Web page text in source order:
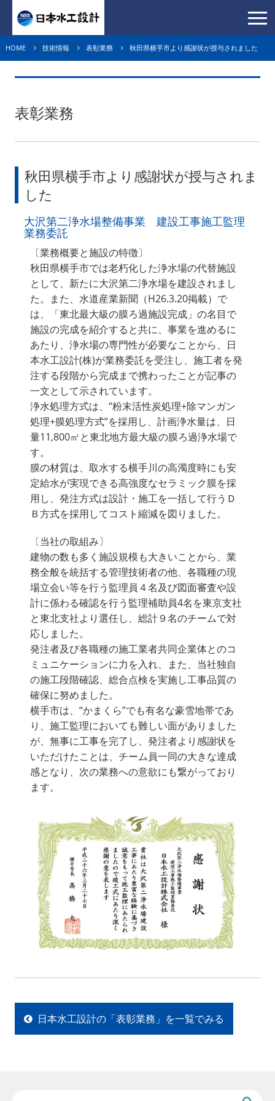
HOME 技術情報 表彰業務 秋田県横手市より感謝状が授与されました
表彰業務
秋田県横手市より感謝状が授与されま
した
大沢第二浄水場整備事業 建設工事施工監理
業務委託
〔業務概要と施設の特徴〕
秋田県横手市では老朽化した浄水場の代替施設
として、新たに大沢第二浄水場を建設されまし
た。また、水道産業新聞（H26.3.20掲載）で
は、「東北最大級の膜ろ過施設完成」の名目で
施設の完成を紹介すると共に、事業を進めるに
あたり、浄水場の専門性が必要なことから、日
本水工設計(株)が業務委託を受注し、施工者を発
注する段階から完成まで携わったことが記事の
一文として示されています。
浄水処理方式は、“粉末活性炭処理+除マンガン
処理+膜処理方式”を採用し、計画浄水量は、日
量11,800㎥と東北地方最大級の膜ろ過浄水場で
す。
膜の材質は、取水する横手川の高濁度時にも安
定給水が実現できる高強度なセラミック膜を採
用し、発注方式は設計・施工を一括して行うＤ
Ｂ方式を採用してコスト縮減を図りました。
〔当社の取組み〕
建物の数も多く施設規模も大きいことから、業
務全般を統括する管理技術者の他、各職種の現
場立会い等を行う監理員４名及び図面審査や設
計に係わる確認を行う監理補助員4名を東京支社
と東北支社より選任し、総計９名のチームで対
応しました。
発注者及び各職種の施工業者共同企業体とのコ
ミュニケーションに力を入れ、また、当社独自
の施工段階確認、総合点検を実施し工事品質の
確保に努めました。
横手市は、“かまくら”でも有名な豪雪地帯であ
り、施工監理においても難しい面がありました
が、無事に工事を完了し、発注者より感謝状を
いただけたことは、チーム員一同の大きな達成
感となり、次の業務への意欲にも繋がっており
ます。
日本水工設計の「表彰業務」を一覧でみる